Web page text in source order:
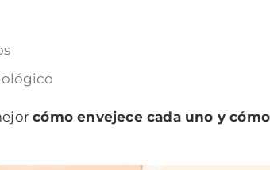
cómo envejece cada uno y